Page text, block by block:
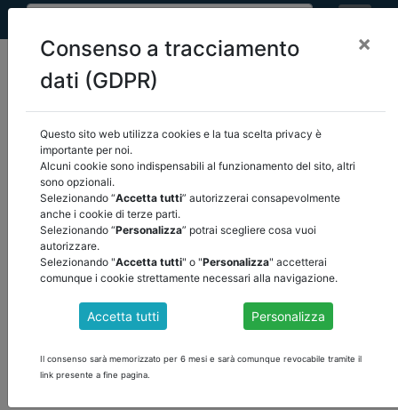
Attenzione, il contenuto è visibile solamente agli utenti registrati.
ACCEDI
Consenso a tracciamento
dati (GDPR)
×
Questo sito web utilizza cookies e la tua scelta privacy è
importante per noi.
Alcuni cookie sono indispensabili al funzionamento del sito, altri
sono opzionali.
Selezionando “Accetta tutti” autorizzerai consapevolmente
anche i cookie di terze parti.
Selezionando “Personalizza” potrai scegliere cosa vuoi
autorizzare.
Selezionando "Accetta tutti" o "Personalizza" accetterai
comunque i cookie strettamente necessari alla navigazione.
Accetta tutti Personalizza
Il consenso sarà memorizzato per 6 mesi e sarà comunque revocabile tramite il
link presente a fine pagina.